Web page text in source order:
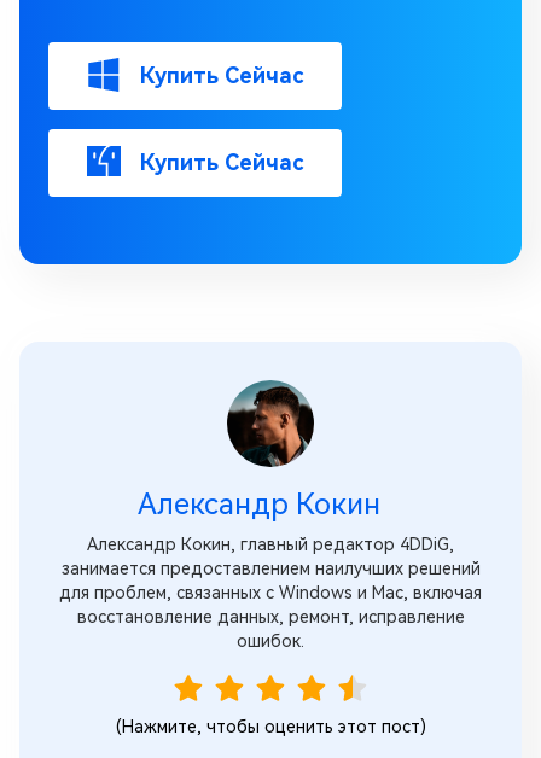
Купить Сейчас
Купить Сейчас
Александр Кокин
Александр Кокин, главный редактор 4DDiG,
занимается предоставлением наилучших решений
для проблем, связанных с Windows и Mac, включая
восстановление данных, ремонт, исправление
ошибок.
(Нажмите, чтобы оценить этот пост)